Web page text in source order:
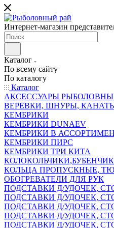
Интернет-магазин
Каталог
По всему сайту
По каталогу
Каталог
АКСЕССУАРЫ
ВЕРЕВКИ, ШНУРЫ,
КЕМБРИКИ
КЕМБРИКИ DUNAEV
КЕМБРИКИ В
КЕМБРИКИ ПИРС
КЕМБРИКИ ТРИ КИТА
КОЛЬЦА ПРОПУСКНЫЕ,
ОБОГРЕВАТЕЛИ ДЛЯ РУК
ПОДСТАВКИ Д/УДОЧЕК,
ПОДСТАВКИ Д/УДОЧЕК,
ПОДСТАВКИ Д/УДОЧЕК,
ПОДСТАВКИ Д/УДОЧЕК,
ПОДСТАВКИ Д/УДОЧЕК,